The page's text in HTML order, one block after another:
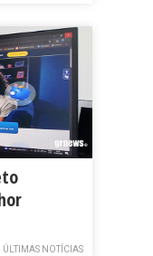
ÚLTIMAS NOTÍCIAS